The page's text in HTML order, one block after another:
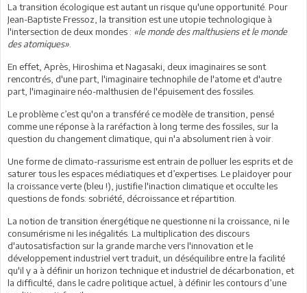
La transition écologique est autant un risque qu'une opportunité. Pour
Jean-Baptiste Fressoz, la transition est une utopie technologique à
l'intersection de deux mondes : «le monde des malthusiens et le monde
des atomiques»
En effet, Après, Hiroshima et Nagasaki, deux imaginaires se sont
rencontrés, d'une part, l'imaginaire technophile de l'atome et d'autre
part, l'imaginaire néo-malthusien de l'épuisement des fossiles.
Le problème c’est qu'on a transféré ce modèle de transition, pensé
comme une réponse à la raréfaction à long terme des fossiles, sur la
question du changement climatique, qui n'a absolument rien à voir.
Une forme de climato-rassurisme est entrain de polluer les esprits et de
saturer tous les espaces médiatiques et d’expertises. Le plaidoyer pour
la croissance verte (bleu !), justifie l'inaction climatique et occulte les
questions de fonds: sobriété, décroissance et répartition.
La notion de transition énergétique ne questionne ni la croissance, ni le
consumérisme ni les inégalités. La multiplication des discours
d'autosatisfaction sur la grande marche vers l'innovation et le
développement industriel vert traduit, un déséquilibre entre la facilité
qu'il y a à définir un horizon technique et industriel de décarbonation, et
la difficulté, dans le cadre politique actuel, à définir les contours d’une